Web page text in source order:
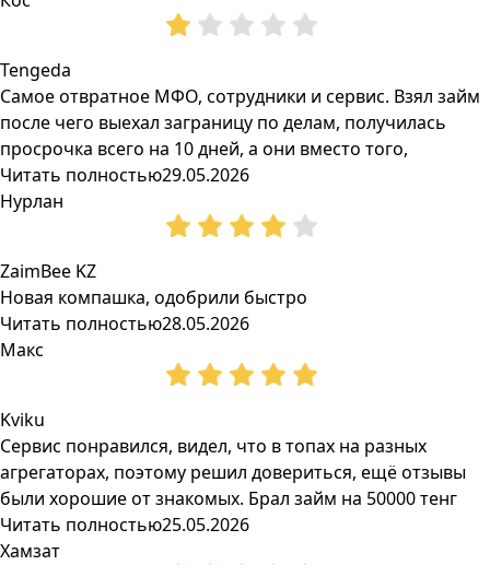
Tengeda
Самое отвратное МФО, сотрудники и сервис. Взял займ
после чего выехал заграницу по делам, получилась
просрочка всего на 10 дней, а они вместо того,
Читать полностью29.05.2026
Нурлан
ZaimBee KZ
Новая компашка, одобрили быстро
Читать полностью28.05.2026
Макс
Kviku
Сервис понравился, видел, что в топах на разных
агрегаторах, поэтому решил довериться, ещё отзывы
были хорошие от знакомых. Брал займ на 50000 тенг
Читать полностью25.05.2026
Хамзат